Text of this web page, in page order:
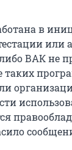
в
или
ВАК не
таких